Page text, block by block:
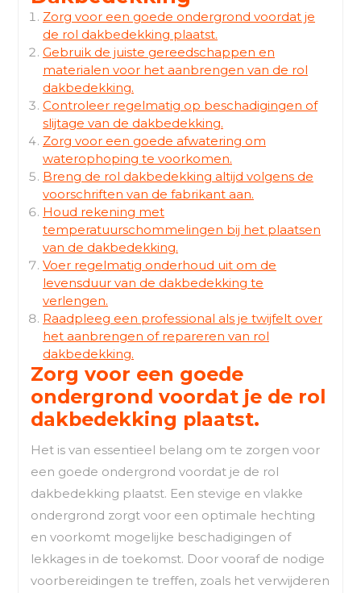
Zorg voor een goede ondergrond voordat je
de rol dakbedekking plaatst.
Gebruik de juiste gereedschappen en
materialen voor het aanbrengen van de rol
dakbedekking.
Controleer regelmatig op beschadigingen of
slijtage van de dakbedekking.
Zorg voor een goede afwatering om
waterophoping te voorkomen.
Breng de rol dakbedekking altijd volgens de
voorschriften van de fabrikant aan.
Houd rekening met
temperatuurschommelingen bij het plaatsen
van de dakbedekking.
Voer regelmatig onderhoud uit om de
levensduur van de dakbedekking te
verlengen.
Raadpleeg een professional als je twijfelt over
het aanbrengen of repareren van rol
dakbedekking.
Zorg voor een goede
ondergrond voordat je de rol
dakbedekking plaatst.
Het is van essentieel belang om te zorgen voor
een goede ondergrond voordat je de rol
dakbedekking plaatst. Een stevige en vlakke
ondergrond zorgt voor een optimale hechting
en voorkomt mogelijke beschadigingen of
lekkages in de toekomst. Door vooraf de nodige
voorbereidingen te treffen, zoals het verwijderen